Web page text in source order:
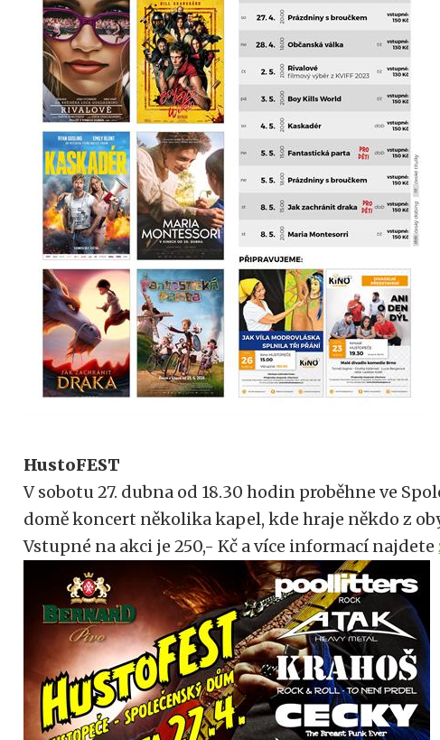
HustoFEST
V sobotu 27. dubna od 18.30 hodin proběhne ve
domě koncert několika kapel, kde hraje někdo z
Vstupné na akci je 250,- Kč a více informací najdete